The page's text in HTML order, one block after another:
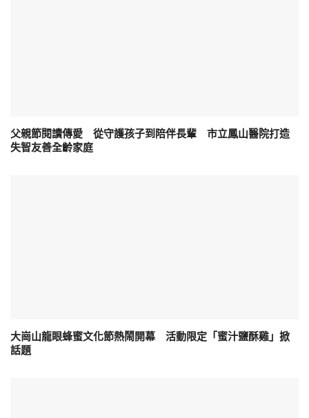
父親節閱讀傳愛 從守護孩子到陪伴長輩 市立鳳山醫院打造
失智友善全齡家庭
大崗山龍眼蜂蜜文化節熱鬧開幕 活動限定「蜜汁鹽酥雞」掀
話題